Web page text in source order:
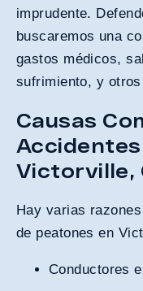
imprudente.
buscaremos una
gastos médicos,
sufrimiento, y otros
Causas
Victorville,
Hay varias
de peatones en
Conductores